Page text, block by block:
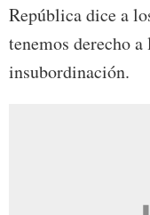
República dice a
tenemos derecho
insubordinación.